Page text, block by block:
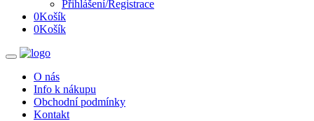
Přihlášení/Registrace
0Košík
0Košík
O nás
Info k nákupu
Obchodní podmínky
Kontakt